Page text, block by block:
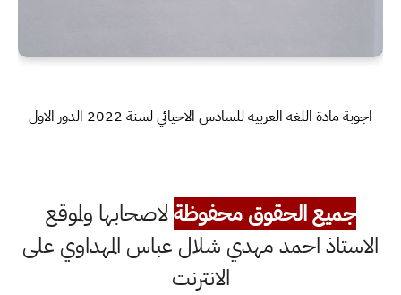
اجوبة مادة اللغه العربيه للسادس الاحيائي لسنة 2022 الدور الاول
جميع الحقوق محفوظةلاصحابها ولموقع
الاستاذ احمد مهدي شلال عباس المهداوي على
الانترنت